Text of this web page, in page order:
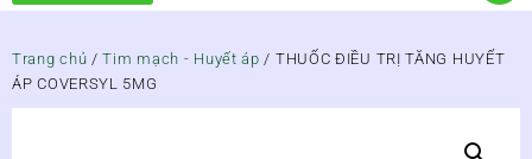
Trang chủ /Tim mạch - Huyết áp / THUỐC ĐIỀU TRỊ TĂNG HUYẾT
ÁP COVERSYL 5MG